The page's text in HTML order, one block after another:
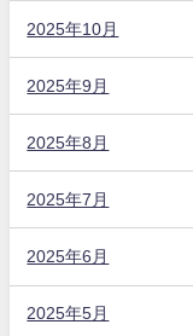
2025年10月
2025年9月
2025年8月
2025年7月
2025年6月
2025年5月